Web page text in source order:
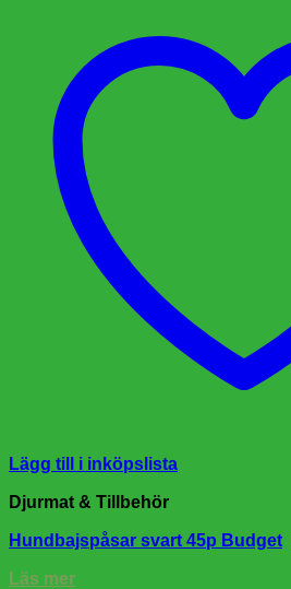
Lägg till i inköpslista
Djurmat & Tillbehör
Hundbajspåsar svart 45p Budget
Läs mer